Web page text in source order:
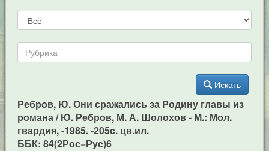
Искать
Ребров, Ю. Они сражались за Родину главы из
романа / Ю. Ребров, М. А. Шолохов - М.: Мол.
гвардия, -1985. -205c. цв.ил.
ББК: 84(2Рос=Рус)6